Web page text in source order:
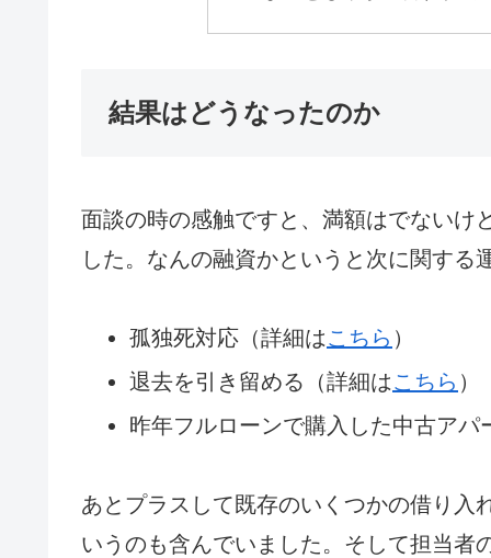
結果はどうなったのか
面談の時の感触ですと、満額はでないけ
した。なんの融資かというと次に関する
孤独死対応（詳細はこちら ）
退去を引き留める（詳細はこちら ）
昨年フルローンで購入した中古ア
あとプラスして既存のいくつかの借り入
いうのも含んでいました。そして担当者